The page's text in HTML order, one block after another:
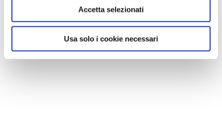
Accetta selezionati
Usa solo i cookie necessari